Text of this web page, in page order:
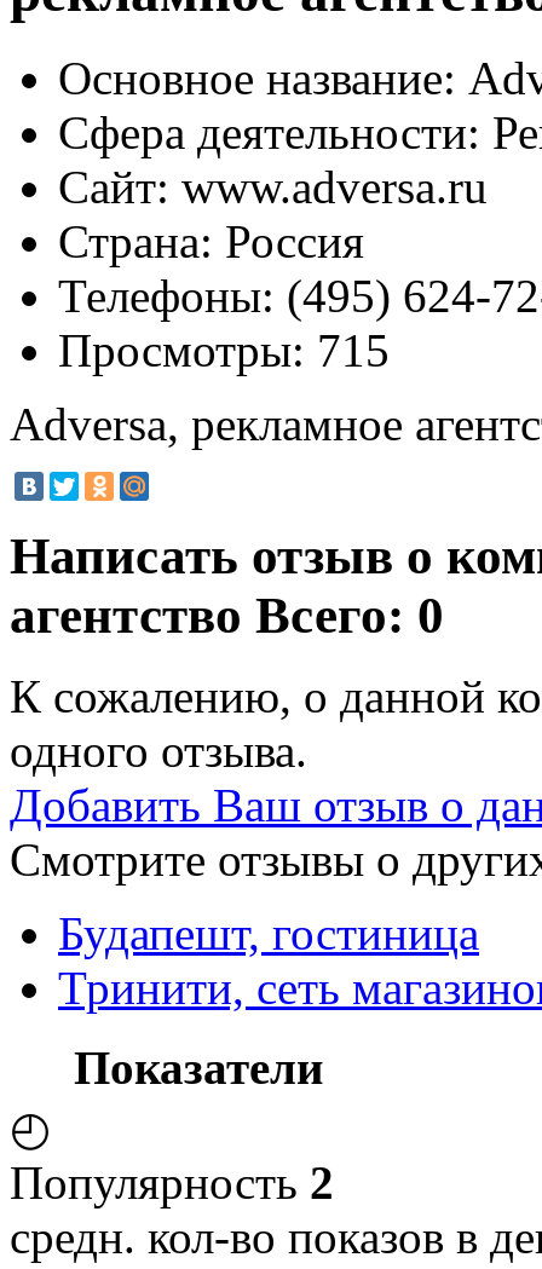
Основное название:
Сфера деятельности:
Сайт: www.adversa.ru
Страна: Россия
Телефоны: (495) 624-
Просмотры: 715
Adversa, рекламное
Написать отзыв о
агентство Всего: 0
К сожалению, о данной
одного отзыва.
Добавить Ваш отзыв о
Смотрите отзывы о
Будапешт, гостиница
Тринити, сеть
Показатели
◴
Популярность 2
средн. кол-во показов в